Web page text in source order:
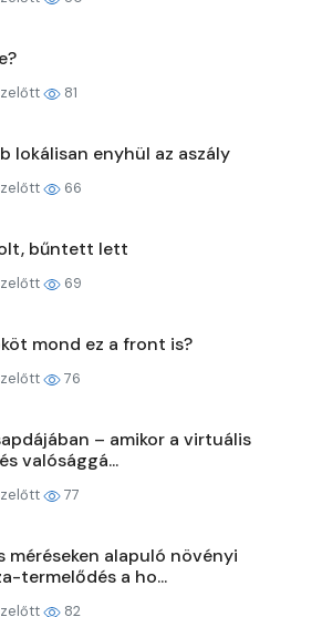
81
lokálisan enyhül az aszály
66
bűntett lett
69
mond ez a front is?
76
– amikor a virtuális
valósággá...
77
méréseken alapuló növényi
termelődés a ho...
82